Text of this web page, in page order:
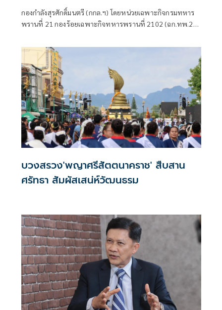
กองกำลังสุรศักดิ์มนตรี (กกล.ฯ) โดยหน่วยเฉพาะกิจกรมทหาร
พรานที่ 21 กองร้อยเฉพาะกิจทหารพรานที่ 2102 (ฉก.ทพ.21
บวงสรวง'พญาศรีสัตตนาคราช' สืบสาน
ศรัทธา สัมผัสเสน่ห์วัฒนธรม